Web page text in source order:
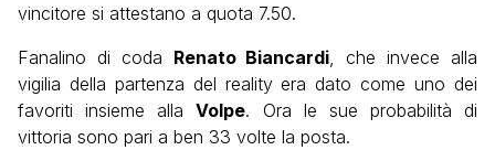
vincitore si attestano a quota 7.50.
Fanalino di coda Renato Biancardi, che invece alla
vigilia della partenza del reality era dato come uno dei
favoriti insieme allaVolpe. Ora le sue probabilità di
vittoria sono pari a ben 33 volte la posta.